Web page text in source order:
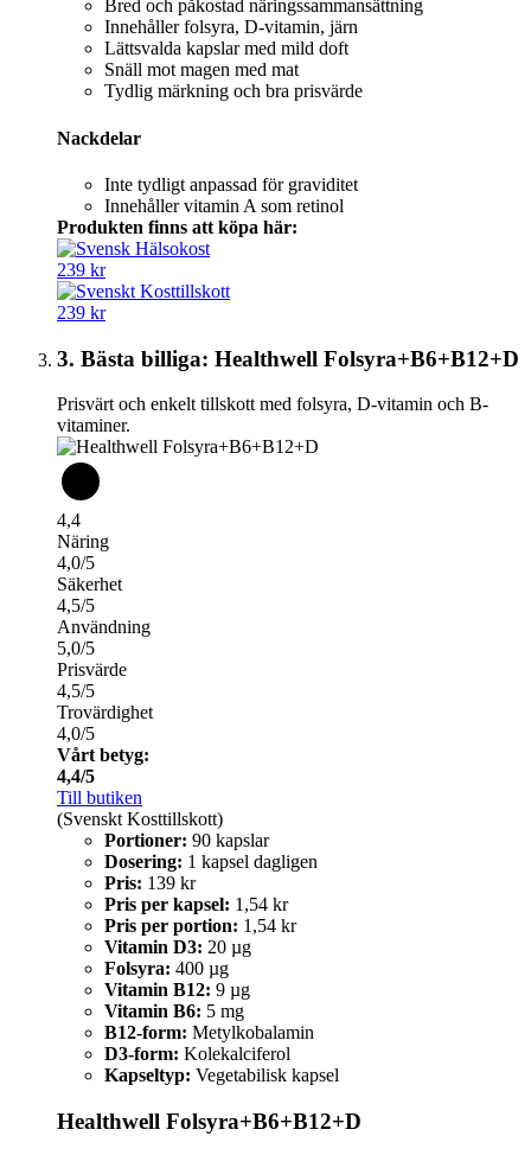
Bred och påkostad näringssammansättning
Innehåller folsyra, D-vitamin, järn
Lättsvalda kapslar med mild doft
Snäll mot magen med mat
Tydlig märkning och bra prisvärde
Nackdelar
Inte tydligt anpassad för graviditet
Innehåller vitamin A som retinol
Produkten finns att köpa här:
239 kr
239 kr
3. Bästa billiga: Healthwell Folsyra+B6+B12+D
Prisvärt och enkelt tillskott med folsyra, D-vitamin och B-
vitaminer.
4,4
Näring
4,0/5
Säkerhet
4,5/5
Användning
5,0/5
Prisvärde
4,5/5
Trovärdighet
4,0/5
Vårt betyg:
4,4/5
Till butiken
(Svenskt Kosttillskott)
Portioner: 90 kapslar
Dosering: 1 kapsel dagligen
Pris: 139 kr
Pris per kapsel: 1,54 kr
Pris per portion: 1,54 kr
Vitamin D3: 20 µg
Folsyra: 400 µg
Vitamin B12: 9 µg
Vitamin B6: 5 mg
B12-form: Metylkobalamin
D3-form: Kolekalciferol
Kapseltyp: Vegetabilisk kapsel
Healthwell Folsyra+B6+B12+D